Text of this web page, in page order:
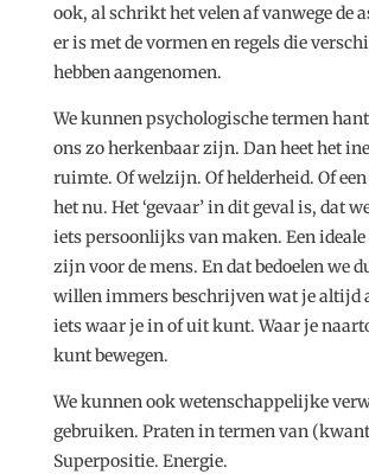
ook, al schrikt het velen af vanwege de
er is met de vormen en regels die
hebben aangenomen.
We kunnen psychologische termen
ons zo herkenbaar zijn. Dan heet het
ruimte. Of welzijn. Of helderheid. Of een
het nu. Het ‘gevaar’ in dit geval is, dat
iets persoonlijks van maken. Een
zijn voor de mens. En dat bedoelen we
willen immers beschrijven wat je altijd
iets waar je in of uit kunt. Waar je
kunt bewegen.
We kunnen ook wetenschappelijke
gebruiken. Praten in termen van
Superpositie. Energie.